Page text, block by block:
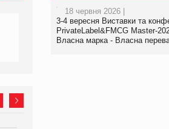
18 червня 2026 |
3-4 вересня Виставки та
PrivateLabel&FMCG Master-
Власна марка - Власна